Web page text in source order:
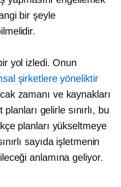
bir şeyle
yol izledi. Onun
şirketlere yöneliktir
zamanı ve kaynakları
gelirle sınırlı, bu
planları yükseltmeye
sayıda işletmenin
anlamına geliyor.